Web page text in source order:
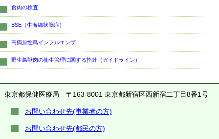
食肉の検査
BSE（牛海綿状脳症）
高病原性鳥インフルエンザ
野生鳥獣肉の衛生管理に関する指針（ガイドライン）
東京都保健医療局 〒163-8001 東京都新宿区西新宿二丁目8番1号
お問い合わせ先(事業者の方)
お問い合わせ先(都民の方)